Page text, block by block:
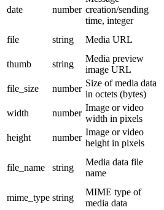
date number creation/sending
time, integer
file string Media URL
thumb
string
Media preview
image URL
file_size
number
Size of media data
in octets (bytes)
width
number
Image or video
width in pixels
height
number
Image or video
height in pixels
file_name string
Media data file
name
mime_type string
MIME type of
media data